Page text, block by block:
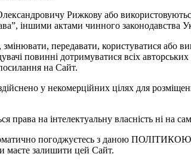
Рижкову або
іншими актами чинного законодавства
передавати, користуватися або
повинні дотримуватися всіх
на Сайт.
у некомерційних цілях для
права на інтелектуальну власність ні на
погоджуєтесь з даною
залишити цей Сайт.